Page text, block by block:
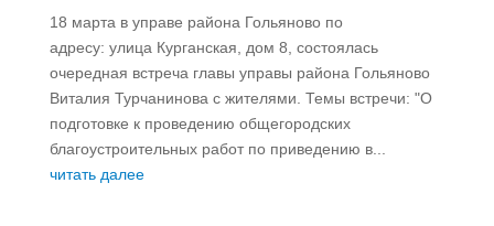
18 марта в управе района Гольяново по
адресу: улица Курганская, дом 8, состоялась
очередная встреча главы управы района Гольяново
Виталия Турчанинова с жителями. Темы встречи: "О
подготовке к проведению общегородских
благоустроительных работ по приведению в...
читать далее